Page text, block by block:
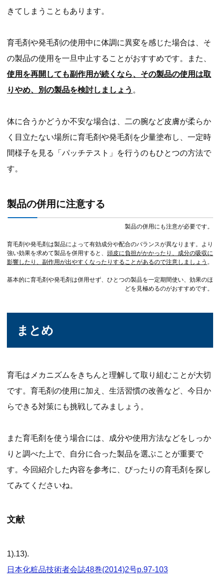
きてしまうこともあります。
育毛剤や発毛剤の使用中に体調に異変を感じた場合は、そ
の製品の使用を一旦中止することがおすすめです。また、
使用を再開しても副作用が続くなら、その製品の使用は取
りやめ、別の製品を検討しましょう 。
体に合うかどうか不安な場合は、二の腕など皮膚が柔らか
く目立たない場所に育毛剤や発毛剤を少量塗布し、一定時
間様子を見る「パッチテスト」を行うのもひとつの方法で
す。
製品の併用に注意する
製品の併用にも注意が必要です。
育毛剤や発毛剤は製品によって有効成分や配合のバランスが異なります。より
強い効果を求めて製品を併用すると、 頭皮に負担がかかったり、成分の吸収に
影響したり、副作用が出やすくなったりすることがあるので注意しましょう 。
基本的に育毛剤や発毛剤は併用せず、ひとつの製品を一定期間使い、効果のほ
どを見極めるのがおすすめです。
まとめ
育毛はメカニズムをきちんと理解して取り組むことが大切
です。育毛剤の使用に加え、生活習慣の改善など、今日か
らできる対策にも挑戦してみましょう。
また育毛剤を使う場合には、成分や使用方法などをしっか
りと調べた上で、自分に合った製品を選ぶことが重要で
す。今回紹介した内容を参考に、ぴったりの育毛剤を探し
てみてくださいね。
文献
1).13).
日本化粧品技術者会誌48巻(2014)2号p.97-103